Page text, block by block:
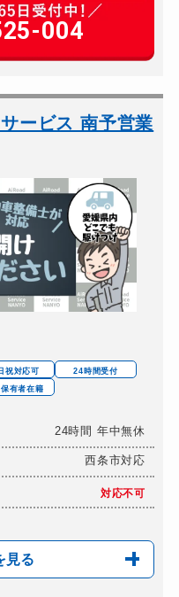
004
ービス 南予営業
祝対応可
24時間受付
有者在籍
24時間 年中無休
西条市対応
対応不可
見る